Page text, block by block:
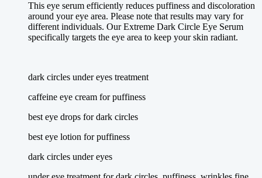
How to Use Lavender Oil for Sleep
Diffuser: Add a few drops of lavender oil to a diffuser and let
Bath: Add a few drops of lavender oil to your bath for a
relaxing soak.
How to Use Lavender Oil in Urdu(لیوینڈر
لیوینڈر آئل انتہائی مفید ہے اور اس کے بہت سے
This eye serum efficiently reduces puffiness and discoloration
around your eye area. Please note that results may vary for
different individuals. Our Extreme Dark Circle Eye Serum
specifically targets the eye area to keep your skin radiant.
dark circles under eyes treatment
caffeine eye cream for puffiness
best eye drops for dark circles
best eye lotion for puffiness
dark circles under eyes